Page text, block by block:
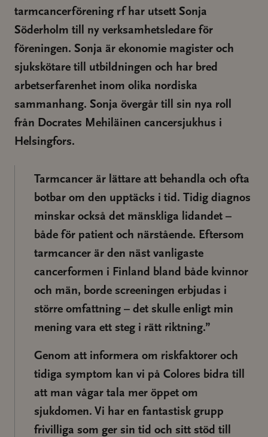
tarmcancerförening rf har utsett Sonja
Söderholm till ny verksamhetsledare för
föreningen. Sonja är ekonomie magister och
sjukskötare till utbildningen och har bred
arbetserfarenhet inom olika nordiska
sammanhang. Sonja övergår till sin nya roll
från Docrates Mehiläinen cancersjukhus i
Helsingfors.
Tarmcancer är lättare att behandla och ofta
botbar om den upptäcks i tid. Tidig diagnos
minskar också det mänskliga lidandet –
både för patient och närstående. Eftersom
tarmcancer är den näst vanligaste
cancerformen i Finland bland både kvinnor
och män, borde screeningen erbjudas i
större omfattning – det skulle enligt min
mening vara ett steg i rätt riktning.”
Genom att informera om riskfaktorer och
tidiga symptom kan vi på Colores bidra till
att man vågar tala mer öppet om
sjukdomen. Vi har en fantastisk grupp
frivilliga som ger sin tid och sitt stöd till